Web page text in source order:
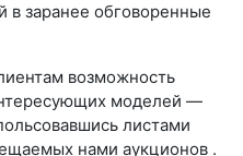
в заранее обговоренные
возможность
моделей —
листами
нами аукционов .